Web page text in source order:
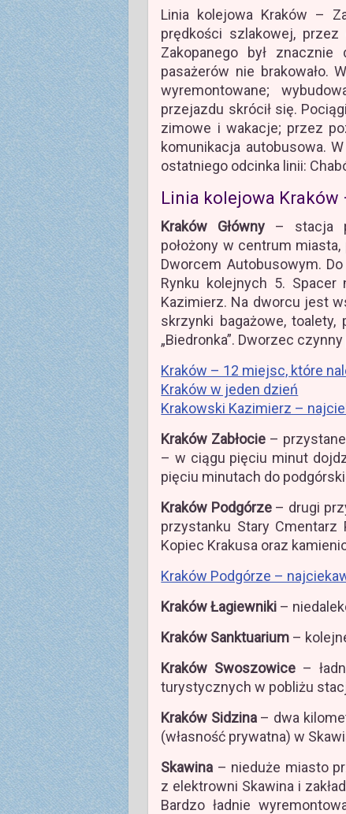
Linia kolejowa Kraków –
prędkości szlakowej,
Zakopanego był
pasażerów nie brakowało.
wyremontowane;
przejazdu skrócił się.
zimowe i wakacje; przez
komunikacja autobusowa.
ostatniego odcinka linii:
Linia kolejowa Kraków
Kraków Główny – stacja
położony w centrum
Dworcem Autobusowym.
Rynku kolejnych 5.
Kazimierz. Na dworcu jest
skrzynki bagażowe,
„Biedronka”. Dworzec
Kraków – 12 miejsc, które
Kraków w jeden dzień
Krakowski Kazimierz –
Kraków Zabłocie –
– w ciągu pięciu minut
pięciu minutach do
Kraków Podgórze– drugi
przystanku Stary Cmentarz
Kopiec Krakusa oraz
Kraków Podgórze –
Kraków Łagiewniki –
Kraków Sanktuarium –
Kraków Swoszowice –
turystycznych w pobliżu
Kraków Sidzina– dwa
(własność prywatna) w
Skawina – nieduże miasto
z elektrowni Skawina i
Bardzo ładnie